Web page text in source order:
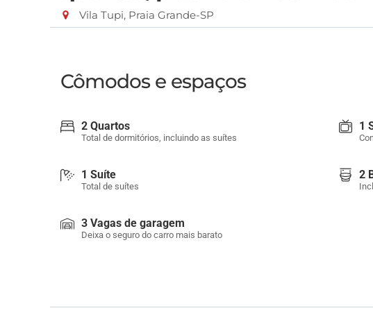
Vila Tupi, Praia Grande-SP
Cômodos e espaços
2 Quartos
Total de dormitórios, incluindo as suítes
1
1 Suíte
Total de suítes
2
3 Vagas de garagem
Deixa o seguro do carro mais barato